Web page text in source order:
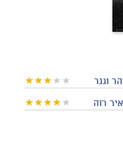
וגנר
רוה